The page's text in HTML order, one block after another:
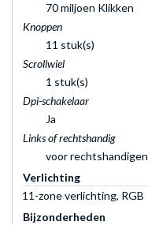
70 miljoen Klikken
Knoppen
11 stuk(s)
Scrollwiel
1 stuk(s)
Dpi-schakelaar
Ja
Links of rechtshandig
voor rechtshandigen
Verlichting
11-zone verlichting, RGB
Bijzonderheden